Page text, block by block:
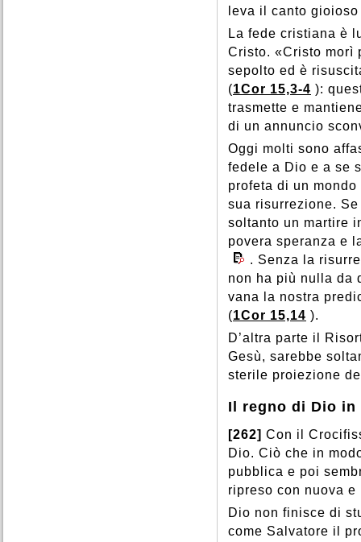
leva il canto
La fede cristiana è
Cristo. «Cristo morì
sepolto ed è
(1Cor 15,3-4 ):
trasmette e
di un annuncio
Oggi molti sono
fedele a Dio e a se
profeta di un
sua risurrezione.
soltanto un martire
povera speranza e
. Senza la
non ha più nulla da
vana la nostra
(1Cor 15,14 ).
D’altra parte il
Gesù, sarebbe
sterile proiezione
Il regno di Dio
[262] Con il
Dio. Ciò che in
pubblica e poi
ripreso con nuova
Dio non finisce di
come Salvatore il